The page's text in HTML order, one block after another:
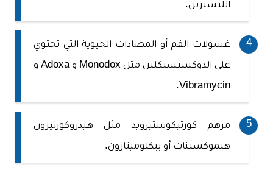
الليسترين.
غسولات الفم أو المضادات الحيوية التي تحتوي
على الدوكسيسيكلين مثل Monodox و Adoxa و
Vibramycin.
مرهم كورتيكوستيرويد مثل هيدروكورتيزون
هيموكسينات أو بيكلوميثازون.